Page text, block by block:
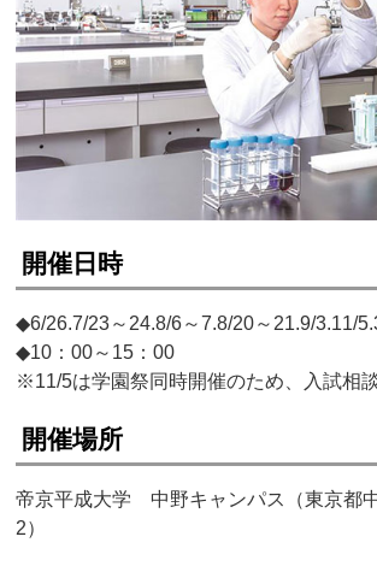
開催日時
◆6/26.7/23～24.8/6～7.8/20～21.9/3.11/
◆10：00～15：00
※11/5は学園祭同時開催のため、入試相談
開催場所
帝京平成大学 中野キャンパス（東京都
2）